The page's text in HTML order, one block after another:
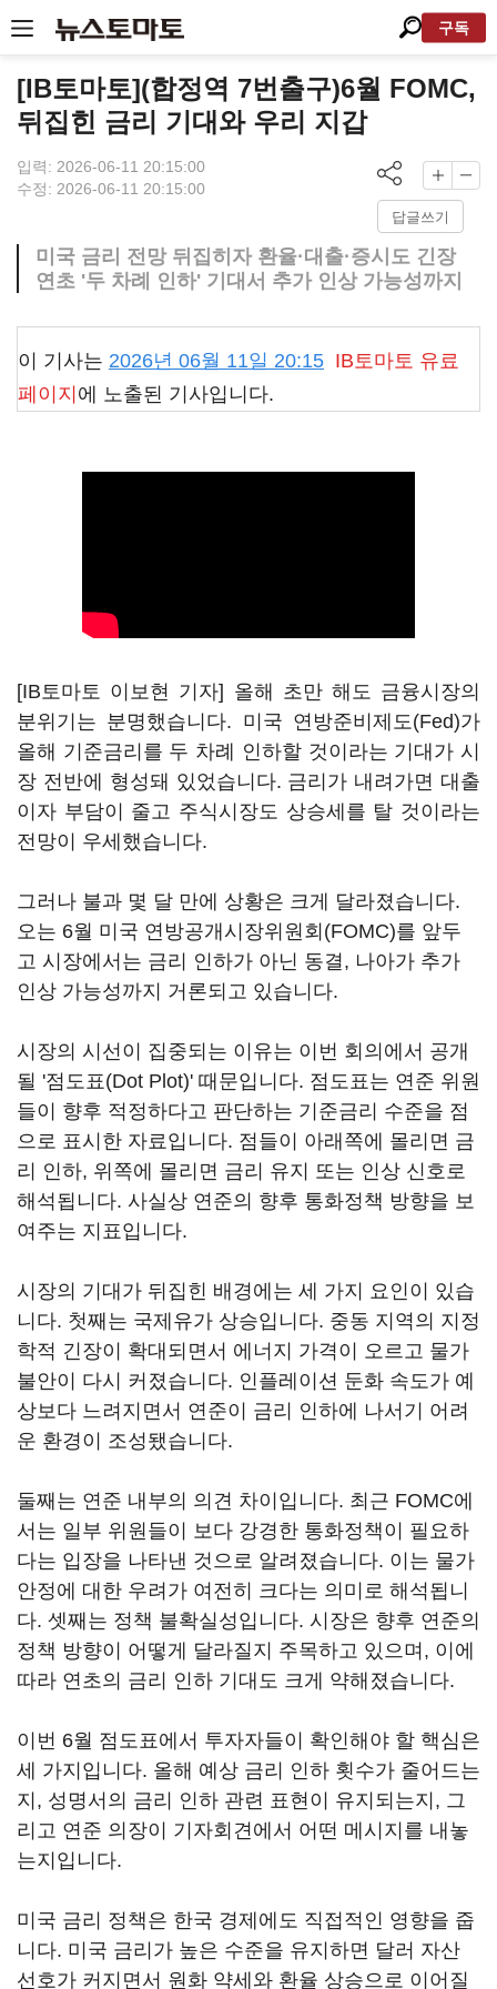
구독
[IB토마토](합정역 7번출구)6월 FOMC,
뒤집힌 금리 기대와 우리 지갑
입력: 2026-06-11 20:15:00
수정: 2026-06-11 20:15:00
답글쓰기
미국 금리 전망 뒤집히자 환율·대출·증시도 긴장
연초 '두 차례 인하' 기대서 추가 인상 가능성까지
이 기사는 2026년 06월 11일 20:15 IB토마토 유료
페이지 에 노출된 기사입니다.
[IB토마토 이보현 기자] 올해 초만 해도 금융시장의
분위기는 분명했습니다. 미국 연방준비제도(Fed)가
올해 기준금리를 두 차례 인하할 것이라는 기대가 시
장 전반에 형성돼 있었습니다. 금리가 내려가면 대출
이자 부담이 줄고 주식시장도 상승세를 탈 것이라는
전망이 우세했습니다.
그러나 불과 몇 달 만에 상황은 크게 달라졌습니다.
오는 6월 미국 연방공개시장위원회(FOMC)를 앞두
고 시장에서는 금리 인하가 아닌 동결, 나아가 추가
인상 가능성까지 거론되고 있습니다.
시장의 시선이 집중되는 이유는 이번 회의에서 공개
될 '점도표(Dot Plot)' 때문입니다. 점도표는 연준 위원
들이 향후 적정하다고 판단하는 기준금리 수준을 점
으로 표시한 자료입니다. 점들이 아래쪽에 몰리면 금
리 인하, 위쪽에 몰리면 금리 유지 또는 인상 신호로
해석됩니다. 사실상 연준의 향후 통화정책 방향을 보
여주는 지표입니다.
시장의 기대가 뒤집힌 배경에는 세 가지 요인이 있습
니다. 첫째는 국제유가 상승입니다. 중동 지역의 지정
학적 긴장이 확대되면서 에너지 가격이 오르고 물가
불안이 다시 커졌습니다. 인플레이션 둔화 속도가 예
상보다 느려지면서 연준이 금리 인하에 나서기 어려
운 환경이 조성됐습니다.
둘째는 연준 내부의 의견 차이입니다. 최근 FOMC에
서는 일부 위원들이 보다 강경한 통화정책이 필요하
다는 입장을 나타낸 것으로 알려졌습니다. 이는 물가
안정에 대한 우려가 여전히 크다는 의미로 해석됩니
다. 셋째는 정책 불확실성입니다. 시장은 향후 연준의
정책 방향이 어떻게 달라질지 주목하고 있으며, 이에
따라 연초의 금리 인하 기대도 크게 약해졌습니다.
이번 6월 점도표에서 투자자들이 확인해야 할 핵심은
세 가지입니다. 올해 예상 금리 인하 횟수가 줄어드는
지, 성명서의 금리 인하 관련 표현이 유지되는지, 그
리고 연준 의장이 기자회견에서 어떤 메시지를 내놓
는지입니다.
미국 금리 정책은 한국 경제에도 직접적인 영향을 줍
니다. 미국 금리가 높은 수준을 유지하면 달러 자산
선호가 커지면서 원화 약세와 환율 상승으로 이어질